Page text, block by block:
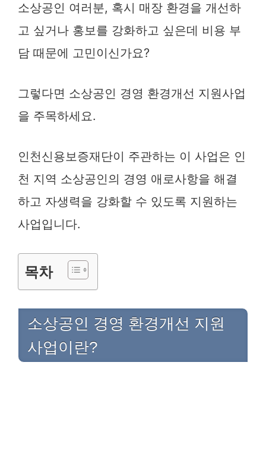
소상공인 여러분, 혹시 매장 환경을 개선하
고 싶거나 홍보를 강화하고 싶은데 비용 부
담 때문에 고민이신가요?
그렇다면 소상공인 경영 환경개선 지원사업
을 주목하세요.
인천신용보증재단이 주관하는 이 사업은 인
천 지역 소상공인의 경영 애로사항을 해결
하고 자생력을 강화할 수 있도록 지원하는
사업입니다.
목차
소상공인 경영 환경개선 지원
사업이란?